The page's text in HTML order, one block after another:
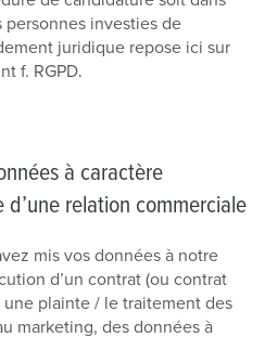
personnes investies de
juridique repose ici sur
f. RGPD.
à caractère
relation commerciale
mis vos données à notre
d’un contrat (ou contrat
plainte / le traitement des
marketing, des données à